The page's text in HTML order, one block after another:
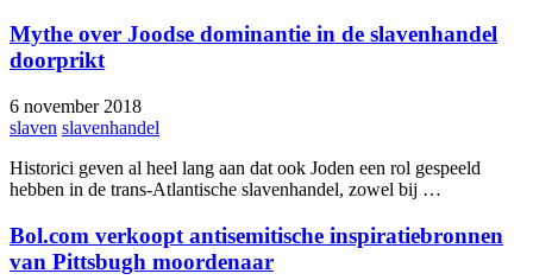
Mythe over Joodse dominantie in de slavenhandel
doorprikt
6 november 2018
slaven slavenhandel
Historici geven al heel lang aan dat ook Joden een rol gespeeld
hebben in de trans-Atlantische slavenhandel, zowel bij …
Bol.com verkoopt antisemitische inspiratiebronnen
van Pittsbugh moordenaar